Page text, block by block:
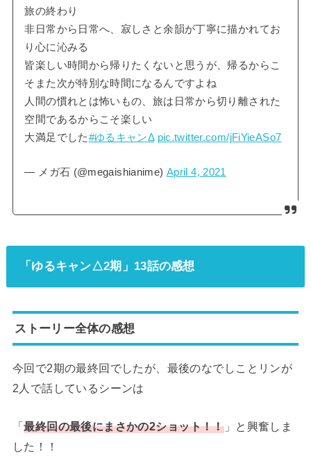
旅の終わり
非日常から日常へ、寂しさと余韻が丁寧に描かれてお
り心に沁みる
皆楽しい時間から帰りたくないと思うが、帰るからこ
そまた次が特別な時間になるんですよね
人間の慣れとは怖いもの、旅は日常から切り離された
空間であるからこそ楽しい
大満足でした#ゆるキャンΔ pic.twitter.com/jFiYieASo7
— メガ石 (@megaishianime) April 4, 2021
「ゆるキャン△2期」13話の感想
ストーリー全体の感想
今回で2期の最終回でしたが、最後のなでしことリンが
2人で話しているシーンは
「最終回の最後にまさかの2ショット！！」と興奮しま
した！！